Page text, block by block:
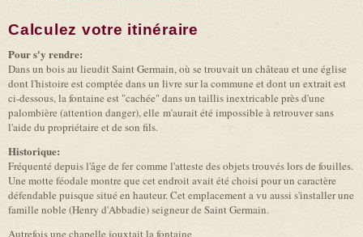
Calculez votre itinéraire
Pour s'y rendre:
Dans un bois au lieudit Saint Germain, où se trouvait un château et une église
dont l'histoire est comptée dans un livre sur la commune et dont un extrait est
ci-dessous, la fontaine est "cachée" dans un taillis inextricable près d'une
palombière (attention danger), elle m'aurait été impossible à retrouver sans
l'aide du propriétaire et de son fils.
Historique:
Fréquenté depuis l'âge de fer comme l'atteste des objets trouvés lors de fouilles.
Une motte féodale montre que cet endroit avait été choisi pour un caractère
défendable puisque situé en hauteur. Cet emplacement a vu aussi s'installer une
famille noble (Henry d'Abbadie) seigneur de Saint Germain.
Autrefois une chapelle jouxtait la fontaine